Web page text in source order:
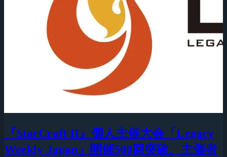
『StarCraft II』個人主催大会「Legacy
Weekly Japan」開催500回突破、主催者